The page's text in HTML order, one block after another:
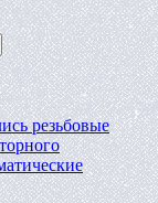
резьбовые